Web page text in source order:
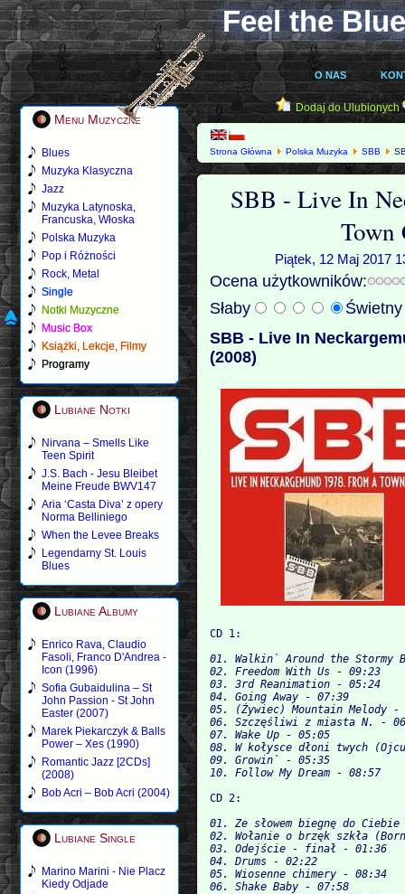
Feel the
O NAS
Menu Muzyczne
Blues
Muzyka Klasyczna
Jazz
Muzyka Latynoska,
Francuska, Włoska
Polska Muzyka
Pop i Różności
Rock, Metal
Single
Notki Muzyczne
Music Box
Książki, Lekcje, Filmy
Programy
Lubiane Notki
Nirvana – Smells Like
Teen Spirit
J.S. Bach - Jesu Bleibet
Meine Freude BWV147
Aria ‘Casta Diva’ z opery
Norma Belliniego
When the Levee Breaks
Legendarny St. Louis
Blues
Lubiane Albumy
Enrico Rava, Claudio
Fasoli, Franco D'Andrea -
Icon (1996)
Sofia Gubaidulina – St
John Passion - St John
Easter (2007)
Marek Piekarczyk & Balls
Power – Xes (1990)
Romantic Jazz [2CDs]
(2008)
Bob Acri – Bob Acri (2004)
Lubiane Single
Marino Marini - Nie Placz
Kiedy Odjade
Dodaj do Ulubionych
Strona Główna Polska Muzyka SBB
SBB - Live In
Town
Piątek, 12 Maj 2017
Ocena użytkowników:
Słaby
SBB - Live In
(2008)
01. Walkin` Around the Stormy
02. Freedom With Us - 09:23
03. 3rd Reanimation - 05:24
04. Going Away - 07:39
05. (Żywiec) Mountain Melody -
06. Szczęśliwi z miasta N. -
07. Wake Up - 05:05
08. W kołysce dłoni twych
09. Growin` - 05:35
01. Ze słowem biegnę do
02. Wołanie o brzęk szkła
03. Odejście - finał - 01:36
04. Drums - 02:22
05. Wiosenne chimery - 08:34
06. Shake Baby - 07:58